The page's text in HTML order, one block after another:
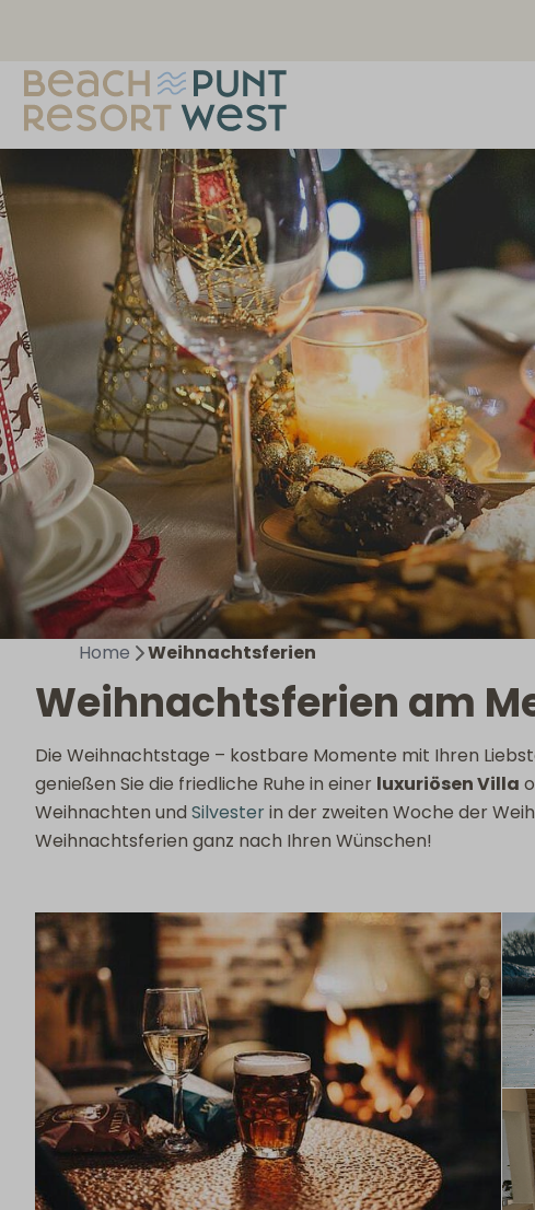
Home Weihnachtsferien
Weihnachtsferien am
Die Weihnachtstage – kostbare Momente mit Ihren
genießen Sie die friedliche Ruhe in einer luxuriösen Villa
Weihnachten undSilvester in der zweiten Woche der
Weihnachtsferien ganz nach Ihren Wünschen!